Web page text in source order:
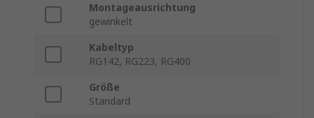
Montageausrichtung
gewinkelt
Kabeltyp
RG142, RG223, RG400
Größe
Standard